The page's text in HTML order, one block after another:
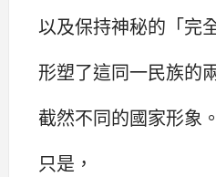
以及保持神秘的「完
形塑了這同一民族的
截然不同的國家形象。
只是，